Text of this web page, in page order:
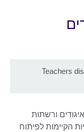
Teachers
ורשתות
הקיימות לפיתוח